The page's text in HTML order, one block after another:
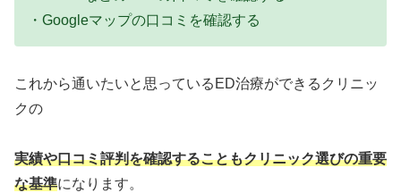
・Googleマップの口コミを確認する
これから通いたいと思っているED治療ができるクリニッ
クの
実績や口コミ評判を確認することもクリニック選びの重要
な基準になります。